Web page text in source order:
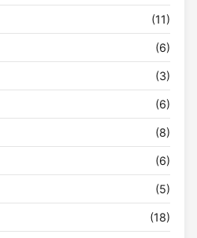
(11)
(6)
(3)
(6)
(8)
(6)
(5)
(18)